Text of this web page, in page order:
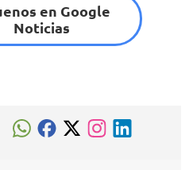
en Google
Noticias